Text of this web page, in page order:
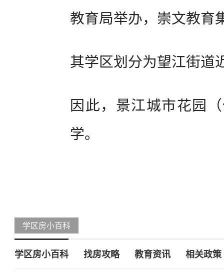
教育局举办，崇文教育
其学区划分为望江街道
因此，景江城市花园
学。
学区房小百科
学区房小百科 找房攻略 教育资讯 相关政策